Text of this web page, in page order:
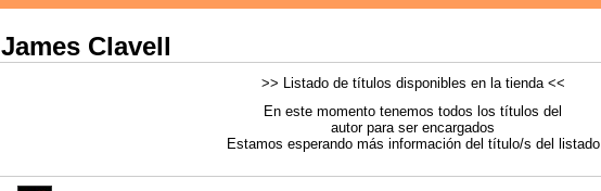
James Clavell
>> Listado de títulos disponibles en la tienda <<
En este momento tenemos todos los títulos del
autor para ser encargados
Estamos esperando más información del título/s del listado